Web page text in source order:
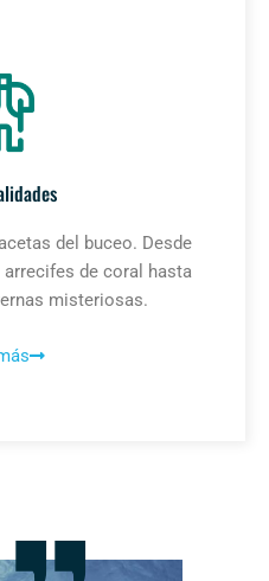
del buceo. Desde
de coral hasta
misteriosas.